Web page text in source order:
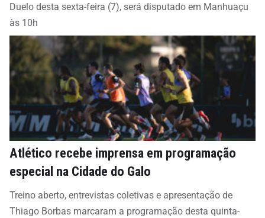
Duelo desta sexta-feira (7), será disputado em Manhuaçu
às 10h
Atlético recebe imprensa em programação
especial na Cidade do Galo
Treino aberto, entrevistas coletivas e apresentação de
Thiago Borbas marcaram a programação desta quinta-